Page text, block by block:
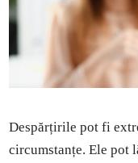
Despărțirile pot fi
circumstanțe. Ele pot